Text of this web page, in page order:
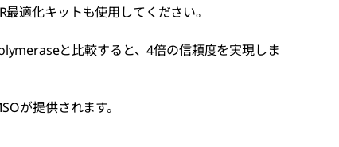
適化キットも使用してください。
と比較すると、4倍の信頼度を実現しま
が提供されます。